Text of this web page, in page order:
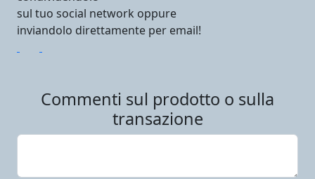
sul tuo social network oppure
inviandolo direttamente per email!
Commenti sul prodotto o sulla
transazione